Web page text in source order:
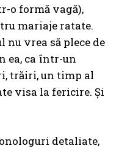
o formă vagă),
mariaje ratate.
nu vrea să plece de
ea, ca într-un
trăiri, un timp al
visa la fericire. Și
detaliate,